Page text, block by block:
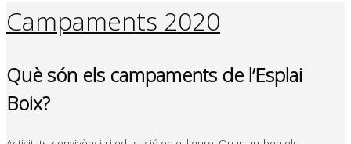
Campaments 2020
Què són els campaments de l’Esplai
Boix?